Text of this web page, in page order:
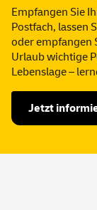
Empfangen Sie
Postfach, lassen
oder empfangen
Urlaub wichtige
Lebenslage –
Jetzt